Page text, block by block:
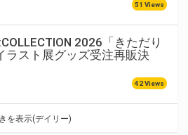
51 Views
2026「きただり
ラスト展グッズ受注再販決
42 Views
を表示(デイリー)